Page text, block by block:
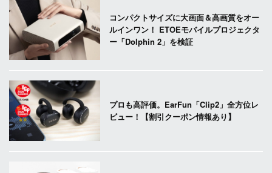
コンパクトサイズに大画面＆高画質をオー
ルインワン！ ETOEモバイルプロジェクタ
ー「Dolphin 2」を検証
プロも高評価。EarFun「Clip2」全方位レ
ビュー！【割引クーポン情報あり】